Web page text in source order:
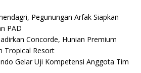
Pegunungan Arfak Siapkan
PAD
Concorde, Hunian Premium
Tropical Resort
Gelar Uji Kompetensi Anggota Tim